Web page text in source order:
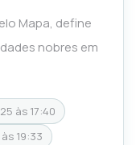
Mapa, define
nobres em
às 17:40
19:33